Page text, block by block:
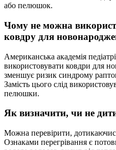
або пелюшок.
Чому не можна
ковдру для
Американська академія
використовувати ковдри для
зменшує ризик синдрому
Замість цього слід
пелюшки.
Як визначити, чи не
Можна перевірити,
Ознаками перегрівання є